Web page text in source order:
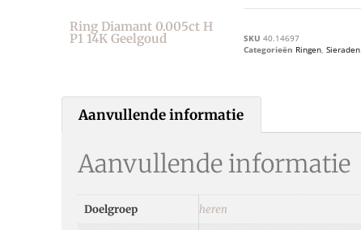
Ring Diamant 0.005ct H
P1 14K Geelgoud SKU 40.14697
Categorieën Ringen, Sieraden
Aanvullende informatie
Aanvullende informatie
Doelgroep heren